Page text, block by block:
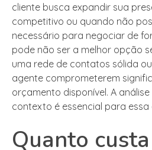
cliente busca expandir sua
competitivo ou quando não
necessário para negociar de
pode não ser a melhor opção
uma rede de contatos sólida
agente comprometerem
orçamento disponível. A
contexto é essencial para essa
Quanto